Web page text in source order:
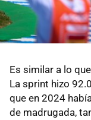
Es similar a lo
La sprint hizo
que en 2024
de madrugada,